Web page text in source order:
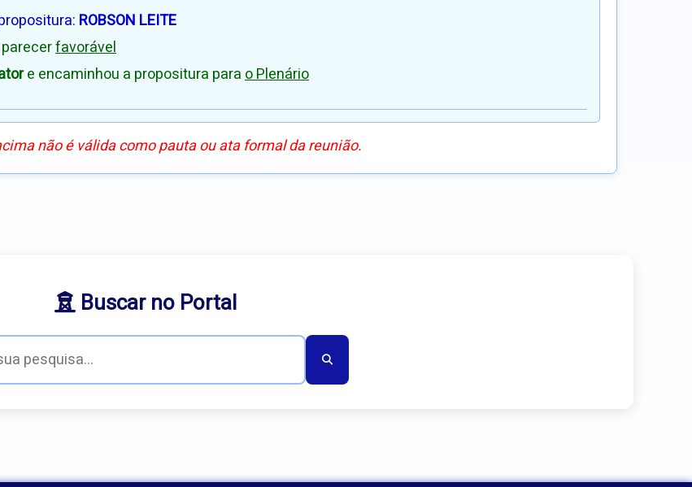
ROBSON LEITE
favorável
e encaminhou a propositura parao Plenário
não é válida como pauta ou ata formal da reunião.
Buscar no Portal